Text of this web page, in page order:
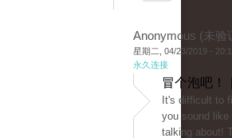
Anonymous (未验
星期二, 04/23/2019 -
永久连接
冒个泡吧！
It's difficult to
you sound like
talking about!